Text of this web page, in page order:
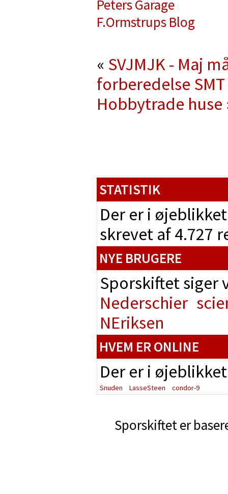
Peters Garage
F.Ormstrups Blog
« SVJMJK - Maj
forberedelse
Hobbytrade huse
STATISTIK
Der er i
skrevet af 4.727
NYE BRUGERE
Sporskiftet
Nederschier
NEriksen
HVEM ER ONLINE
Der er i
Snuden LasseSteen condor-9
Sporskiftet er